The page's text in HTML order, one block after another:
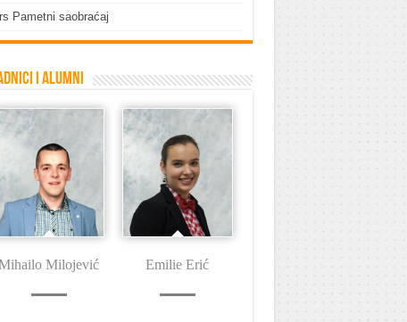
Pametni saobraćaj
i Alumni
Milojević Emilie Erić